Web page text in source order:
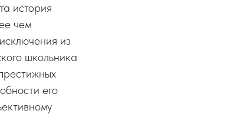
история
чем
из
школьника
его